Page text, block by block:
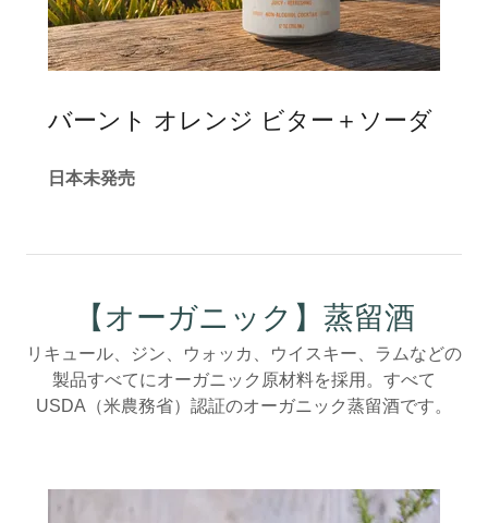
バーント オレンジ ビター＋ソーダ
日本未発売
【オーガニック】蒸留酒
リキュール、ジン、ウォッカ、ウイスキー、ラムなどの
製品すべてにオーガニック原材料を採用。すべて
USDA（米農務省）認証のオーガニック蒸留酒です。